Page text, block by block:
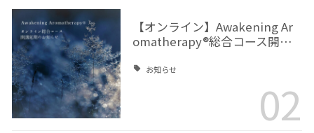
【オンライン】Awakening Ar
omatherapy®総合コース開…
お知らせ
02